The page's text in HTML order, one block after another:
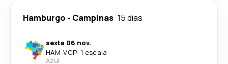
Hamburgo - Campinas 15 dias
sexta 06 nov.
HAM-VCP· 1 escala
Azul